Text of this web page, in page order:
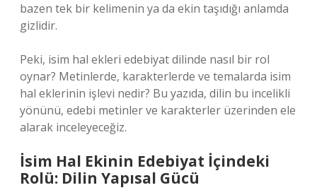
bazen tek bir kelimenin ya da ekin taşıdığı anlamda
gizlidir.
Peki, isim hal ekleri edebiyat dilinde nasıl bir rol
oynar? Metinlerde, karakterlerde ve temalarda isim
hal eklerinin işlevi nedir? Bu yazıda, dilin bu incelikli
yönünü, edebi metinler ve karakterler üzerinden ele
alarak inceleyeceğiz.
İsim Hal Ekinin Edebiyat İçindeki
Rolü: Dilin Yapısal Gücü